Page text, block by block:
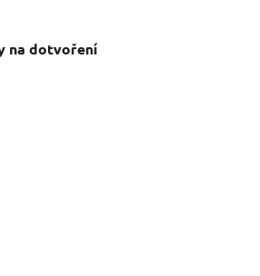
na dotvoření